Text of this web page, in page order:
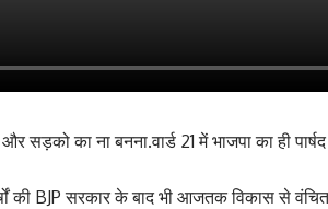
सड़को का ना बनना.वार्ड 21 में भाजपा का ही
की BJP सरकार के बाद भी आजतक विकास से